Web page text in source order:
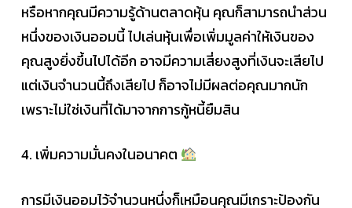
หรือหากคุณมีความรู้ด้านตลาดหุ้น คุณก็สามารถนำส่วน
หนึ่งของเงินออมนี้ ไปเล่นหุ้นเพื่อเพิ่มมูลค่าให้เงินของ
คุณสูงยิ่งขึ้นไปได้อีก อาจมีความเสี่ยงสูงที่เงินจะเสียไป
แต่เงินจำนวนนี้ถึงเสียไป ก็อาจไม่มีผลต่อคุณมากนัก
เพราะไม่ใช่เงินที่ได้มาจากการกู้หนี้ยืมสิน
4. เพิ่มความมั่นคงในอนาคต
การมีเงินออมไว้จำนวนหนึ่งก็เหมือนคุณมีเกราะป้องกัน